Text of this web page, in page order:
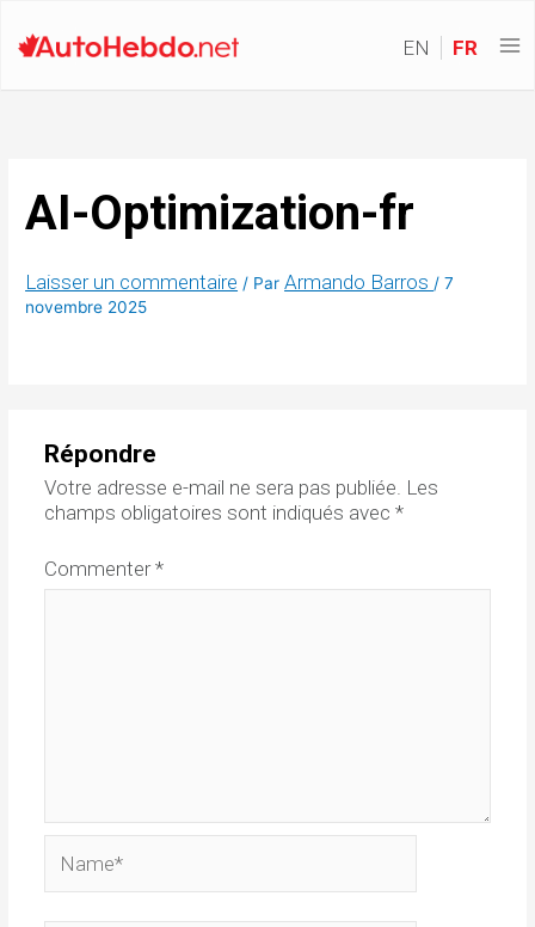
EN FR
AI-Optimization-fr
Laisser un commentaire / ParArmando Barros/7
novembre 2025
Répondre
Votre adresse e-mail ne sera pas publiée. Les
champs obligatoires sont indiqués avec *
Commenter*